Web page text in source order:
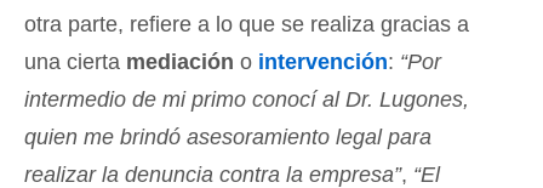
otra parte, refiere a lo que se realiza gracias a
una cierta mediación o intervención: “Por
intermedio de mi primo conocí al Dr. Lugones,
quien me brindó asesoramiento legal para
realizar la denuncia contra la empresa”, “El